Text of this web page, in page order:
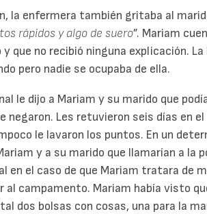
la enfermera también gritaba al
rápidos y algo de suero”. Mariam
que no recibió ninguna explicación. La
pero nadie se ocupaba de ella.
le dijo a Mariam y su marido que
negaron. Les retuvieron seis días en
le lavaron los puntos. En un
y a su marido que llamarían a la
en el caso de que Mariam tratara de
al campamento. Mariam había visto
dos bolsas con cosas, una para la